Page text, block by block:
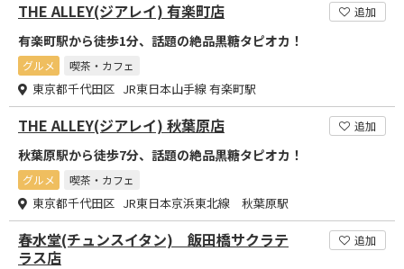
THE ALLEY(ジアレイ) 有楽町店 追加
有楽町駅から徒歩1分、話題の絶品黒糖タピオカ！
グルメ 喫茶・カフェ
東京都千代田区 JR東日本山手線 有楽町駅
THE ALLEY(ジアレイ) 秋葉原店 追加
秋葉原駅から徒歩7分、話題の絶品黒糖タピオカ！
グルメ 喫茶・カフェ
東京都千代田区 JR東日本京浜東北線 秋葉原駅
春水堂(チュンスイタン) 飯田橋サクラテ
ラス店
追加